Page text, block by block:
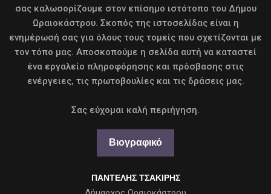
σας καλωσορίζουμε στον επίσημο ιστότοπο του Δήμου
Ωραιοκάστρου. Σκοπός της ιστοσελίδας είναι η
ενημέρωσή σας για όλους τους τομείς που σχετίζονται με
τον τόπο μας. Αποσκοπούμε η σελίδα αυτή να καταστεί
ένα εργαλείο πληροφόρησης και πρόσβασης στις
ενέργειες, τις πρωτοβουλίες και τις δράσεις μας.
Σας εύχομαι καλή περιήγηση.
Βιογραφικό
ΠΑΝΤΕΛΗΣ ΤΣΑΚΙΡΗΣ